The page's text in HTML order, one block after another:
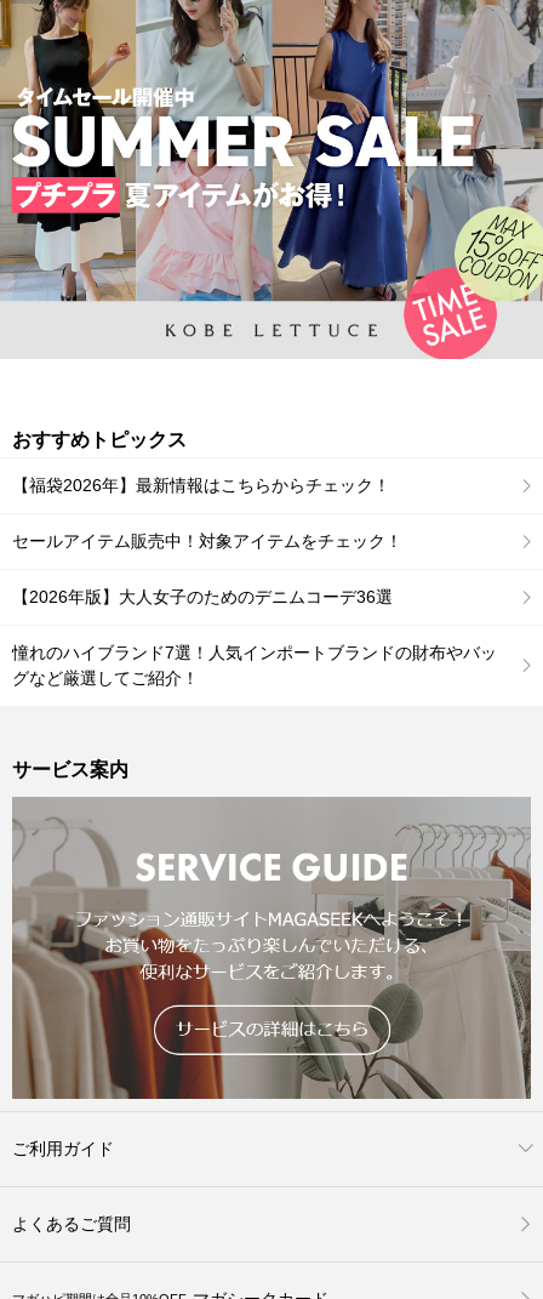
おすすめトピックス
【福袋2026年】最新情報はこちらからチェック！
セールアイテム販売中！対象アイテムをチェック！
【2026年版】大人女子のためのデニムコーデ36選
憧れのハイブランド7選！人気インポートブランドの財布やバッ
グなど厳選してご紹介！
サービス案内
ご利用ガイド
よくあるご質問